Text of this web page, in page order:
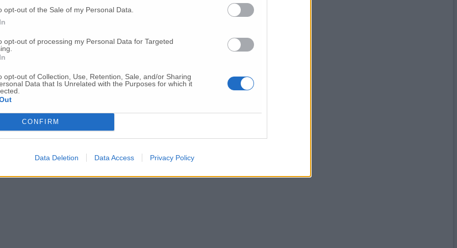
opt-out of the Sale of my Personal Data.
opt-out of processing my Personal Data for Targeted
opt-out of Collection, Use, Retention, Sale, and/or Sharing
Data that Is Unrelated with the Purposes for which it
CONFIRM
Data Deletion Data Access Privacy Policy
i due ladri